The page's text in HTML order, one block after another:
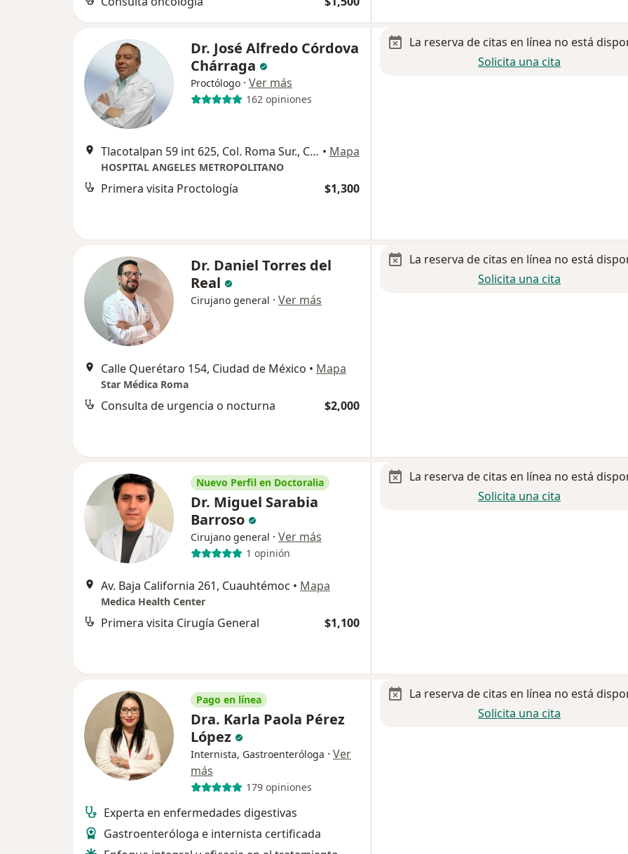
Dr. José Alfredo Córdova
Chárraga
Proctólogo · Ver más
162 opiniones
Tlacotalpan 59 int 625, Col. Roma Sur., Ciudad de México • Mapa
HOSPITAL ANGELES METROPOLITANO
Primera visita Proctología $1,300
La reserva de citas en línea no está
Solicita una cita
Dr. Daniel Torres del
Real
Cirujano general · Ver más
Calle Querétaro 154, Ciudad de México • Mapa
Star Médica Roma
Consulta de urgencia o nocturna $2,000
La reserva de citas en línea no está
Solicita una cita
Nuevo Perfil en Doctoralia
Dr. Miguel Sarabia
Barroso
Cirujano general · Ver más
1 opinión
Av. Baja California 261, Cuauhtémoc • Mapa
Medica Health Center
Primera visita Cirugía General $1,100
La reserva de citas en línea no está
Solicita una cita
Pago en línea
Dra. Karla Paola Pérez
López
Internista, Gastroenteróloga · Ver
más
179 opiniones
Experta en enfermedades digestivas
Gastroenteróloga e internista certificada
La reserva de citas en línea no está
Solicita una cita